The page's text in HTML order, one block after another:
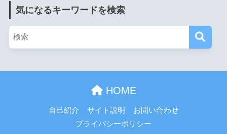
気になるキーワードを検索
HOME
自己紹介 サイト説明
お問い合わせ
プライバシーポリシー